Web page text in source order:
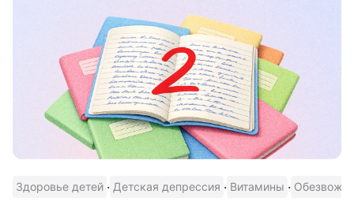
Здоровье детей · Детская депрессия · Витамины ·